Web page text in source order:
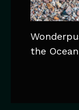
the Ocean